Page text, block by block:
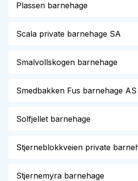
Plassen barnehage
Scala private barnehage SA
Smalvollskogen barnehage
Smedbakken Fus barnehage AS
Solfjellet barnehage
Stjerneblokkveien private
Stjernemyra barnehage